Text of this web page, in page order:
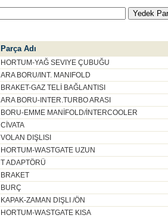
Parça Adı
HORTUM-YAĞ SEVIYE ÇUBUĞU
ARA BORU/INT. MANIFOLD
BRAKET-GAZ TELİ BAĞLANTISI
ARA BORU-INTER.TURBO ARASI
BORU-EMME MANİFOLD/İNTERCOOLER
CİVATA
VOLAN DIŞLISI
HORTUM-WASTGATE UZUN
T ADAPTÖRÜ
BRAKET
BURÇ
KAPAK-ZAMAN DIŞLI /ÖN
HORTUM-WASTGATE KISA